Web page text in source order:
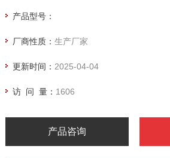
产品型号：
厂商性质： 生产厂家
更新时间： 2025-04-04
访 问 量： 1606
产品咨询